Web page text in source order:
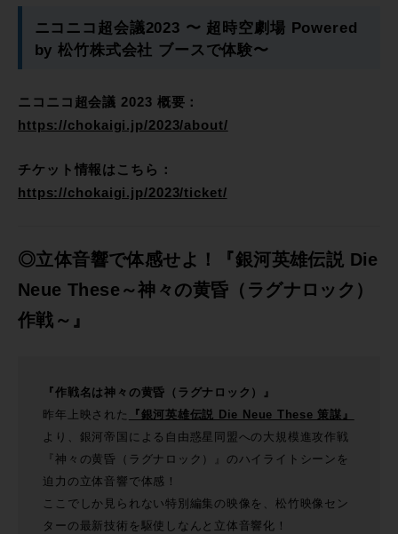
ニコニコ超会議2023 〜 超時空劇場 Powered
by 松竹株式会社 ブースで体験〜
ニコニコ超会議 2023 概要：
https://chokaigi.jp/2023/about/
チケット情報はこちら：
https://chokaigi.jp/2023/ticket/
◎立体音響で体感せよ！『銀河英雄伝説 Die
Neue These～神々の黄昏（ラグナロック）
作戦～』
『作戦名は神々の黄昏（ラグナロック）』
昨年上映された
『銀河英雄伝説 Die Neue These 策謀』
より、銀河帝国による自由惑星同盟への大規模進攻作戦
『神々の黄昏（ラグナロック）』のハイライトシーンを
迫力の立体音響で体感！
ここでしか見られない特別編集の映像を、松竹映像セン
ターの最新技術を駆使しなんと立体音響化！